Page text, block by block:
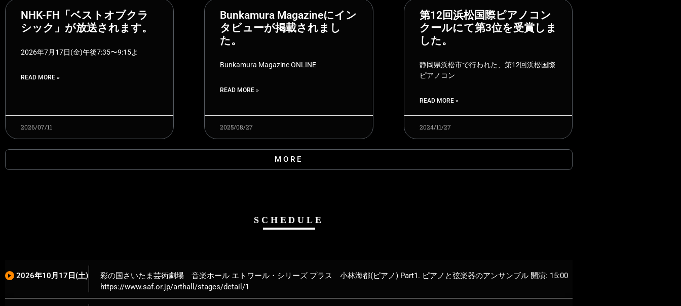
NHK-FH「ベストオブクラ
シック」が放送されます。
2026年7月17日(金)午後7:35〜9:15よ
READ MORE »
2026/07/11
Bunkamura Magazineにイン
タビューが掲載されまし
た。
Bunkamura Magazine ONLINE
READ MORE »
2025/08/27
第12回浜松国際ピアノコン
クールにて第3位を受賞しま
した。
静岡県浜松市で行われた、第12回浜松国際
ピアノコン
READ MORE »
2024/11/27
MORE
SCHEDULE
2026年10月17日(土)
彩の国さいたま芸術劇場 音楽ホール エトワール・シリーズ プラス 小林海都(ピアノ) Part1. ピアノと弦楽器のアンサンブル 開演: 15:00
https://www.saf.or.jp/arthall/stages/detail/1